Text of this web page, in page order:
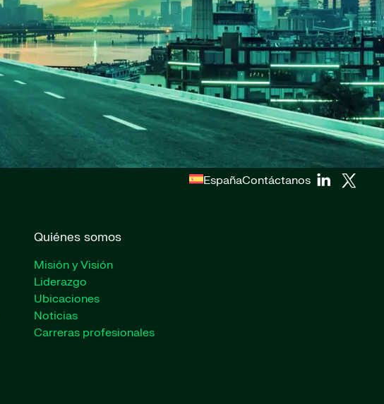
EspañaContáctanos
Quiénes somos
Misión y Visión
Liderazgo
Ubicaciones
Noticias
Carreras profesionales